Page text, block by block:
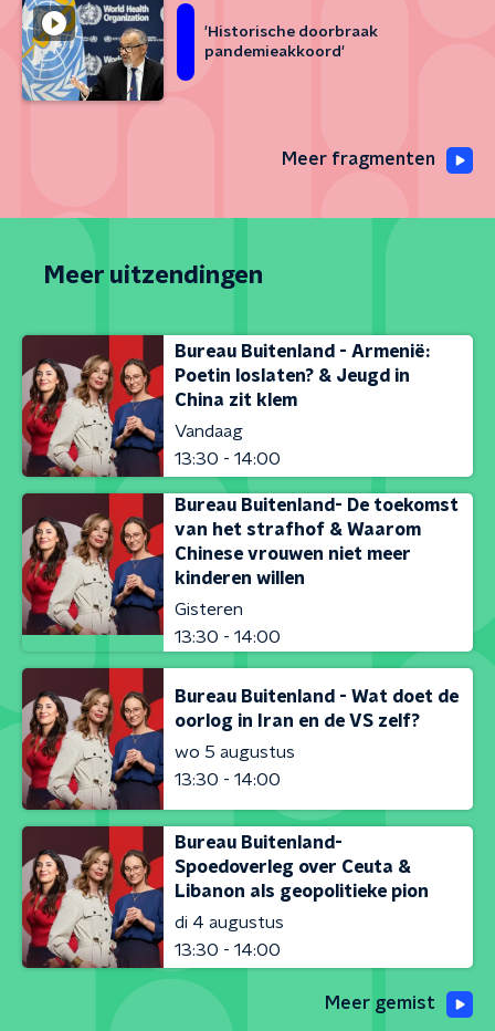
'Historische doorbraak
pandemieakkoord'
Meer fragmenten
Meer uitzendingen
Bureau Buitenland - Armenië:
Poetin loslaten? & Jeugd in
China zit klem
Vandaag
13:30 - 14:00
Bureau Buitenland- De toekomst
van het strafhof & Waarom
Chinese vrouwen niet meer
kinderen willen
Gisteren
13:30 - 14:00
Bureau Buitenland - Wat doet de
oorlog in Iran en de VS zelf?
wo 5 augustus
13:30 - 14:00
Bureau Buitenland-
Spoedoverleg over Ceuta &
Libanon als geopolitieke pion
di 4 augustus
13:30 - 14:00
Meer gemist